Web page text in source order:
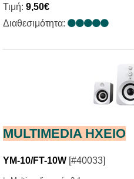
Τιμή: 9,50€
Διαθεσιμότητα:
MULTIMEDIA HXΕΙΟ
YM-10/FT-10W [#40033]